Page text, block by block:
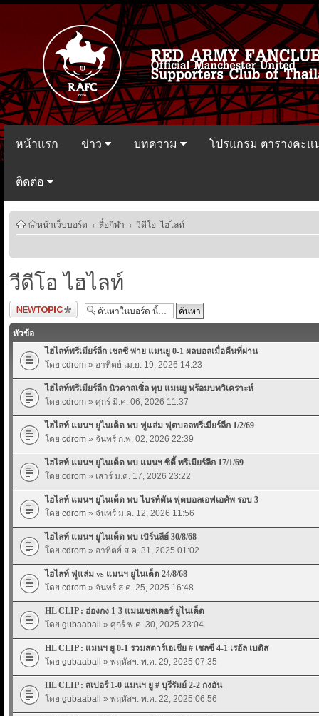
หน้าแรก ข่าว บทความ โปรแกรม ตารางคะ
ติดต่อ
หน้าเว็บบอร์ด ‹ สื่อกีฬา ‹ วีดีโอ ไฮไลท์
วีดีโอ ไฮไลท์
ตั้งกระทู้ใหม่
หัวข้อ
ไฮไลท์พรีเมียร์ลีก เชลซี พ่าย แมนยู 0-1 ผลบอลเมื่อคืนที่ผ่าน
โดย cdrom » อาทิตย์ เม.ย. 19, 2026 14:23
ไฮไลท์พรีเมียร์ลีก นิวคาสเซิ่ล ทุบ แมนยู พร้อมบทวิเคราะห์
โดย cdrom » ศุกร์ มี.ค. 06, 2026 11:37
ไฮไลท์ แมนฯ ยูไนเต็ด พบ ฟูแล่ม ฟุตบอลพรีเมียร์ลีก 1/2/69
โดย cdrom » จันทร์ ก.พ. 02, 2026 22:39
ไฮไลท์ แมนฯ ยูไนเต็ด พบ แมนฯ ซิตี้ พรีเมียร์ลีก 17/1/69
โดย cdrom » เสาร์ ม.ค. 17, 2026 23:22
ไฮไลท์ แมนฯ ยูไนเต็ด พบ ไบรท์ตัน ฟุตบอลเอฟเอคัพ รอบ 3
โดย cdrom » จันทร์ ม.ค. 12, 2026 11:56
ไฮไลท์ แมนฯ ยูไนเต็ด พบ เบิร์นลีย์ 30/8/68
โดย cdrom » อาทิตย์ ส.ค. 31, 2025 01:02
ไฮไลท์ ฟูแล่ม vs แมนฯ ยูไนเต็ด 24/8/68
โดย cdrom » จันทร์ ส.ค. 25, 2025 16:48
HL CLIP : ฮ่องกง 1-3 แมนเชสเตอร์ ยูไนเต็ด
โดย gubaaball » ศุกร์ พ.ค. 30, 2025 23:04
HL CLIP : แมนฯ ยู 0-1 รวมสตาร์เอเชีย # เชลซี 4-1 เรอัล เบติส
โดย gubaaball » พฤหัสฯ. พ.ค. 29, 2025 07:35
HL CLIP : สเปอร์ 1-0 แมนฯ ยู # บุรีรัมย์ 2-2 กงอัน
โดย gubaaball » พฤหัสฯ. พ.ค. 22, 2025 06:56